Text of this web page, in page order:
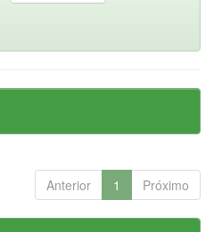
Anterior 1 Próximo